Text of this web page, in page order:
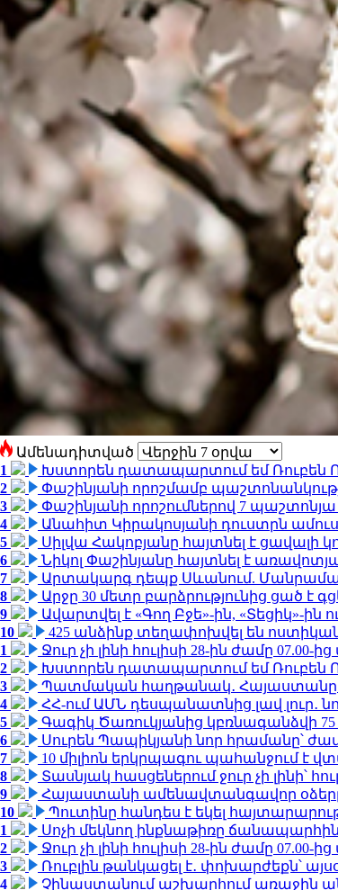
Ամենադիտված
1
Խստորեն դատապարտում եմ Ռուբեն
2
Փաշինյանի որոշմամբ
3
Փաշինյանի որոշումներով 7
4
Անահիտ Կիրակոսյանի դուստրն
5
Սիլվա Հակոբյանը հայտնել է ցավալի
6
Նիկոլ Փաշինյանը հայտնել է
7
Արտակարգ դեպք Սևանում.
8
Արջը 30 մետր բարձրությունից ցած է
9
Ավարտվել է «Գող Բջե»-ին, «Տեցիկ»-ին
10
425 անձինք տեղափոխվել են
1
Ջուր չի լինի հուլիսի 28-ին ժամը 07.00-
2
Խստորեն դատապարտում եմ Ռուբեն
3
Պատմական հաղթանակ․ Հայաստանը
4
ՀՀ-ում ԱՄՆ դեսպանատնից լավ լուր․
5
Գագիկ Ծառուկյանից կբռնագանձվի 75
6
Սուրեն Պապիկյանի նոր հրամանը՝
7
10 միլիոն երկրպագու պահանջում է
8
Տասնյակ հասցեներում ջուր չի լինի՝
9
Հայաստանի ամենավտանգավոր
10
Պուտինը հանդես է եկել
1
Սոչի մեկնող ինքնաթիռը ճանապարհին
2
Ջուր չի լինի հուլիսի 28-ին ժամը 07.00-
3
Ռուբլին թանկացել է․ փոխարժեքն՝
4
Չինաստանում աշխարհում առաջին